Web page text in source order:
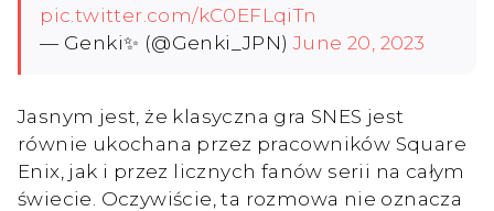
pic.twitter.com/kC0EFLqiTn
— Genki✨ (@Genki_JPN)June 20, 2023
Jasnym jest, że klasyczna gra SNES jest
równie ukochana przez pracowników Square
Enix, jak i przez licznych fanów serii na całym
świecie. Oczywiście, ta rozmowa nie oznacza